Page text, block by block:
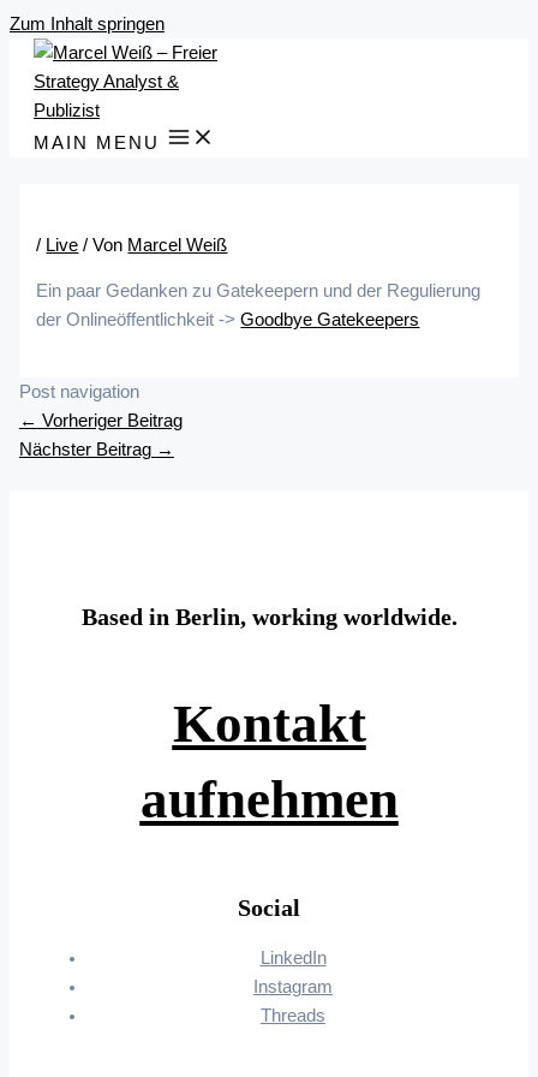
Zum Inhalt springen
MAIN MENU
/ Live / Von Marcel Weiß
Ein paar Gedanken zu Gatekeepern und der Regulierung
der Onlineöffentlichkeit ->Goodbye Gatekeepers
Post navigation
← Vorheriger Beitrag
Nächster Beitrag →
Based in Berlin, working worldwide.
Kontakt
aufnehmen
Social
LinkedIn
Instagram
Threads